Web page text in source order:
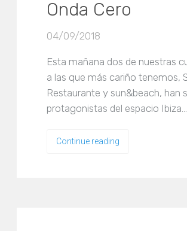
Onda Cero
04/09/2018
Esta mañana dos de nuestras
a las que más cariño tenemos,
Restaurante y sun&beach, han
protagonistas del espacio Ibiza…
Continue reading